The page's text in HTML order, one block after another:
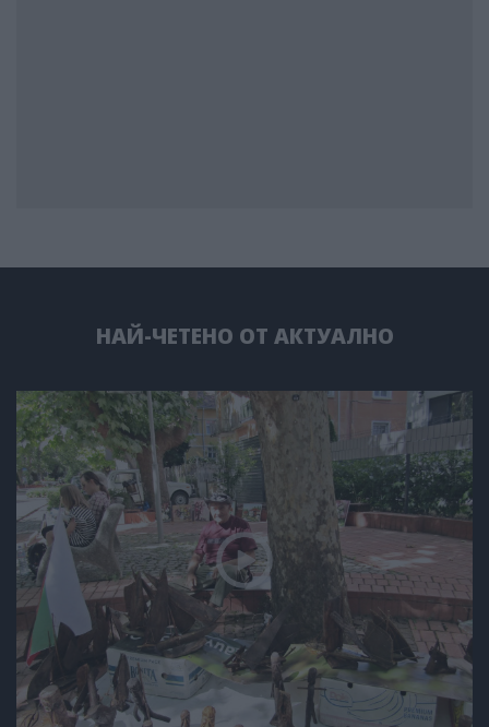
НАЙ-ЧЕТЕНО ОТ АКТУАЛНО